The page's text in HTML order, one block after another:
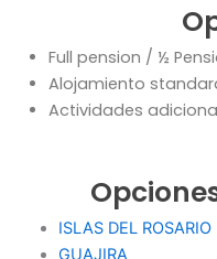
Full pension / ½
Alojamiento
Actividades
ISLAS DEL ROSARIO
GUAJIRA